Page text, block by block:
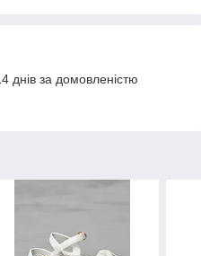
днів за домовленістю